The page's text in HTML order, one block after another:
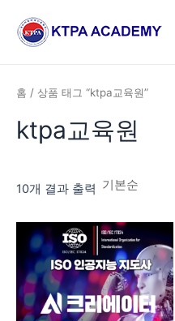
홈 / 상품 태그 “ktpa교육원”
ktpa교육원
10개 결과 출력